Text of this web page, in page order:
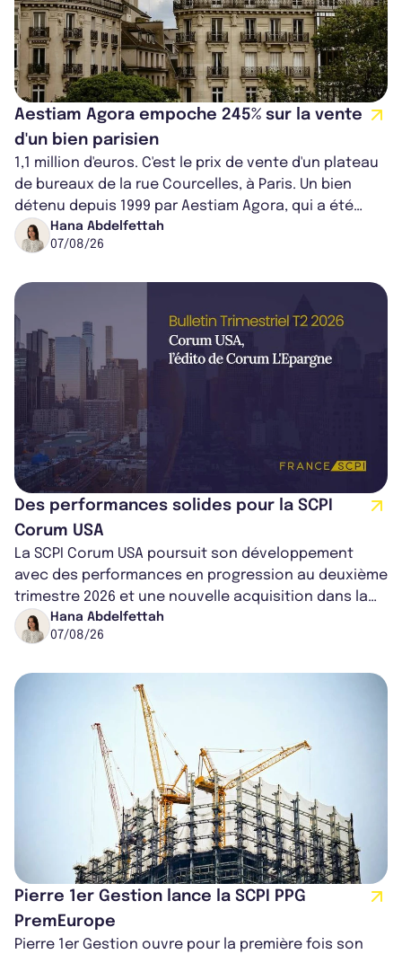
Aestiam Agora empoche 245% sur la vente
d'un bien parisien
1,1 million d'euros. C'est le prix de vente d'un plateau
de bureaux de la rue Courcelles, à Paris. Un bien
détenu depuis 1999 par Aestiam Agora, qui a été
cédé avec une plus-value...
Hana Abdelfettah
07/08/26
Des performances solides pour la SCPI
Corum USA
La SCPI Corum USA poursuit son développement
avec des performances en progression au deuxième
trimestre 2026 et une nouvelle acquisition dans la
région de Chicago. Entre hausse de...
Hana Abdelfettah
07/08/26
Pierre 1er Gestion lance la SCPI PPG
PremEurope
Pierre 1er Gestion ouvre pour la première fois son